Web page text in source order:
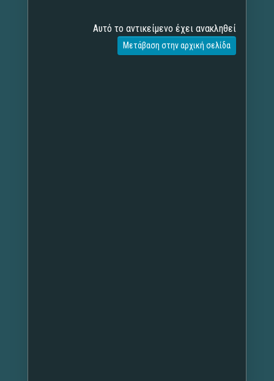
Αυτό το αντικείμενο έχει ανακληθεί
Μετάβαση στην αρχική σελίδα